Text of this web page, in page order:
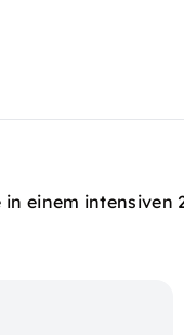
einem intensiven